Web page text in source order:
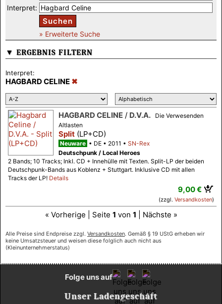
Interpret:
Suchen
» Erweiterte Suche
▼ ERGEBNIS FILTERN
Interpret:
HAGBARD CELINE
HAGBARD CELINE / D.V.A.
Die Verwesenden
Altlasten
Split (LP+CD)
Neuware DE 2011
SN-Rex
Deutschpunk / Local Heroes
2 Bands; 10 Tracks; Inkl. CD + Innehülle mit Texten. Split-LP der beiden
Deutschpunk-Bands aus Koblenz + Stuttgart. Inklusive CD mit allen
Tracks der LP! Details
9,00 €
(zzgl. Versandkosten)
« Vorherige | Seite 1 von 1 | Nächste »
Alle Preise sind Endpreise zzgl. Versandkosten. Gemäß § 19 UStG erheben wir
keine Umsatzsteuer und weisen diese folglich auch nicht aus
(Kleinunternehmerstatus)
Unser Ladengeschäft
Folge uns auf